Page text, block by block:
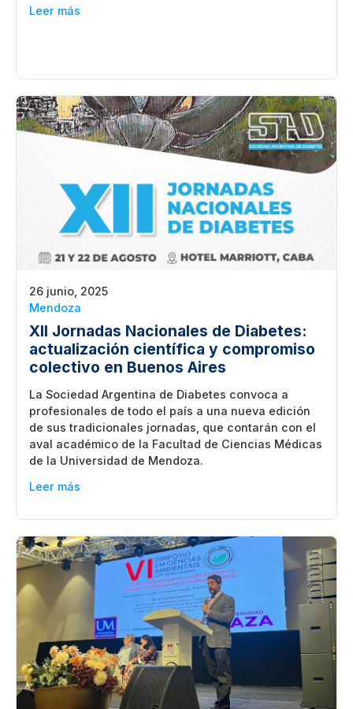
Leer más
26 junio, 2025
Mendoza
XII Jornadas Nacionales de Diabetes:
actualización científica y compromiso
colectivo en Buenos Aires
La Sociedad Argentina de Diabetes convoca a
profesionales de todo el país a una nueva edición
de sus tradicionales jornadas, que contarán con el
aval académico de la Facultad de Ciencias Médicas
de la Universidad de Mendoza.
Leer más